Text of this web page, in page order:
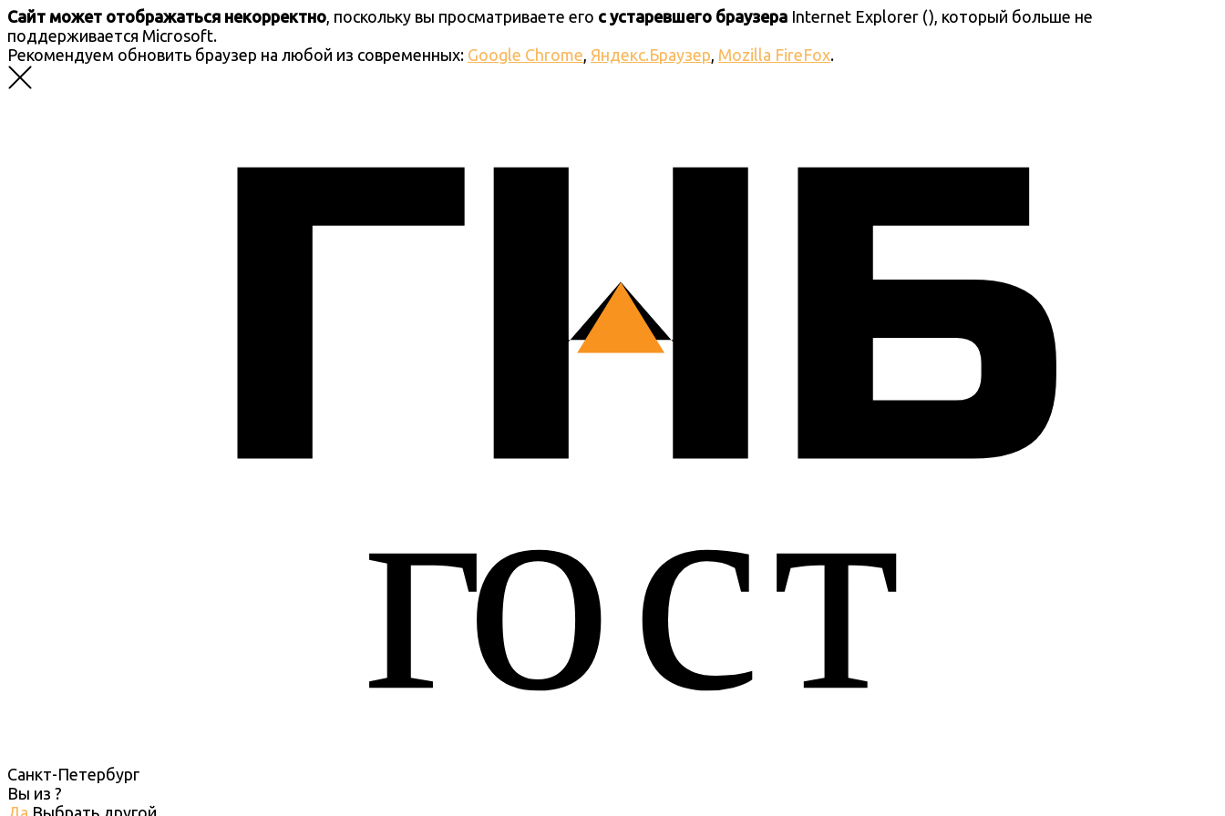
Сайт может отображаться некорректно, поскольку вы просматриваете его с устаревшего браузера Internet Explorer (), который больше не
поддерживается Microsoft.
Рекомендуем обновить браузер на любой из современных: Google Chrome, Яндекс.Браузер, Mozilla FireFox.
Санкт-Петербург
Вы из ?